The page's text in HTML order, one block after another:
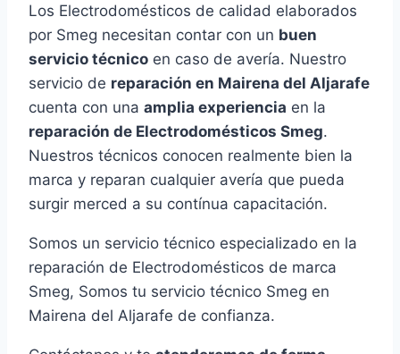
Los Electrodomésticos de calidad elaborados
por Smeg necesitan contar con un buen
servicio técnico en caso de avería. Nuestro
servicio de reparación en Mairena del Aljarafe
cuenta con una amplia experiencia en la
reparación de Electrodomésticos Smeg.
Nuestros técnicos conocen realmente bien la
marca y reparan cualquier avería que pueda
surgir merced a su contínua capacitación.
Somos un servicio técnico especializado en la
reparación de Electrodomésticos de marca
Smeg, Somos tu servicio técnico Smeg en
Mairena del Aljarafe de confianza.